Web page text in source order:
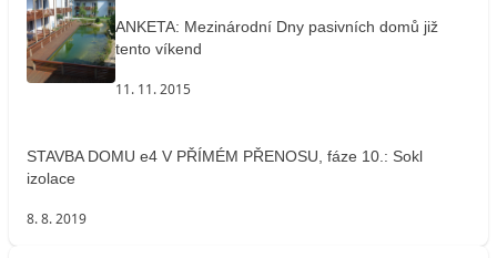
ANKETA: Mezinárodní Dny pasivních domů již
tento víkend
11. 11. 2015
STAVBA DOMU e4 V PŘÍMÉM PŘENOSU, fáze 10.: Sokl
izolace
8. 8. 2019